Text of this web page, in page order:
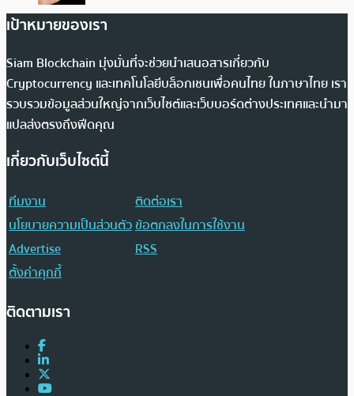
เป้าหมายของเรา
Siam Blockchain มุ่งมั่นที่จะช่วยนำเสนอสารเกี่ยวกับ
Cryptocurrency และเทคโนโลยีบล็อกเชนเพื่อคนไทย ในภาษาไทย เรา
รวบรวมข้อมูลส่วนใหญ่จากเว็บไซต์และเว็บบอร์ดต่างประเทศและนำมา
แปลส่งตรงถึงฟีดคุณ
เกี่ยวกับเว็บไซต์นี้
ทีมงาน
ติดต่อเรา
นโยบายความเป็นส่วนตัวข้อตกลงในการใช้งาน
Advertise
RSS
ตั้งค่าคุกกี้
ติดตามเรา